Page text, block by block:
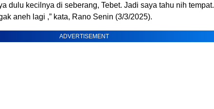
dulu kecilnya di seberang, Tebet. Jadi saya tahu nih tempat.
aneh lagi ,” kata, Rano Senin (3/3/2025).
ADVERTISEMENT